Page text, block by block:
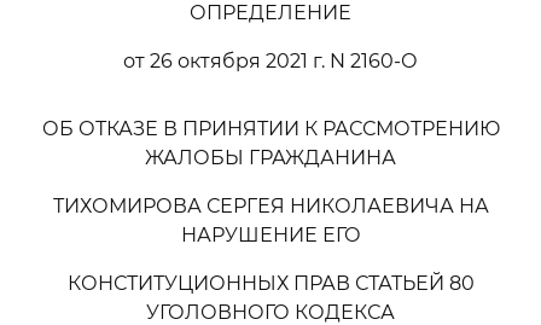
ОПРЕДЕЛЕНИЕ
от 26 октября 2021 г. N 2160-О
ОБ ОТКАЗЕ В ПРИНЯТИИ К РАССМОТРЕНИЮ
ЖАЛОБЫ ГРАЖДАНИНА
ТИХОМИРОВА СЕРГЕЯ НИКОЛАЕВИЧА НА
НАРУШЕНИЕ ЕГО
КОНСТИТУЦИОННЫХ ПРАВ СТАТЬЕЙ 80
УГОЛОВНОГО КОДЕКСА